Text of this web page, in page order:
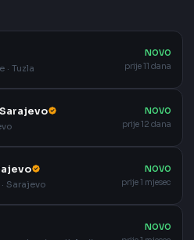
Tuzla
NOVO
prije 11 dana
NOVO
prije 12 dana
Sarajevo
NOVO
prije 1 mjesec
NOVO